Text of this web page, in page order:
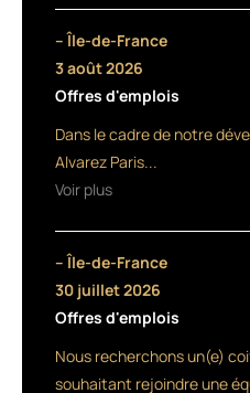
marketing
sont
sujet.
Pour
meilleur
parfois
pour
– Île-de-France
3 août 2026
Offres d'emplois
Dans le cadre de notre
Alvarez Paris...
Voir plus
– Île-de-France
30 juillet 2026
Offres d'emplois
Nous recherchons un(e)
souhaitant rejoindre une